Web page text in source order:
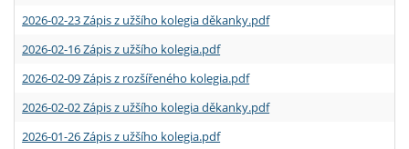
2026-02-23 Zápis z užšího kolegia děkanky.pdf
2026-02-16 Zápis z užšího kolegia.pdf
2026-02-09 Zápis z rozšířeného kolegia.pdf
2026-02-02 Zápis z užšího kolegia děkanky.pdf
2026-01-26 Zápis z užšího kolegia.pdf